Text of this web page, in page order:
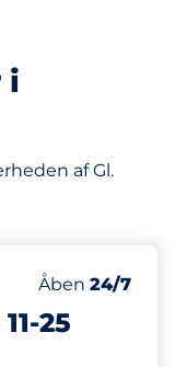
i
af Gl.
25
Antal
Antal pladser
140
Lørdag
Åben 24/7